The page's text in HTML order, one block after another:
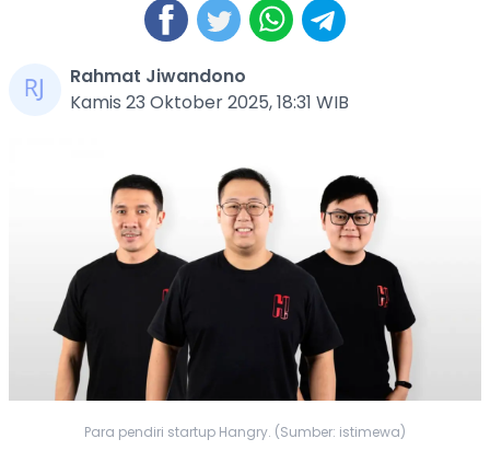
Rahmat Jiwandono
Kamis 23 Oktober 2025, 18:31 WIB
Para pendiri startup Hangry. (Sumber: istimewa)